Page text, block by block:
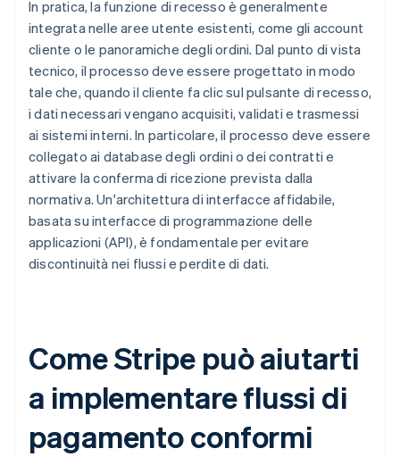
In pratica, la funzione di recesso è generalmente
integrata nelle aree utente esistenti, come gli account
cliente o le panoramiche degli ordini. Dal punto di vista
tecnico, il processo deve essere progettato in modo
tale che, quando il cliente fa clic sul pulsante di recesso,
i dati necessari vengano acquisiti, validati e trasmessi
ai sistemi interni. In particolare, il processo deve essere
collegato ai database degli ordini o dei contratti e
attivare la conferma di ricezione prevista dalla
normativa. Un'architettura di interfacce affidabile,
basata su interfacce di programmazione delle
applicazioni (API), è fondamentale per evitare
discontinuità nei flussi e perdite di dati.
Come Stripe può aiutarti
a implementare flussi di
pagamento conformi